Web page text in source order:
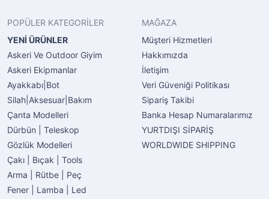
POPÜLER KATEGORİLER
YENİ ÜRÜNLER
Askeri Ve Outdoor Giyim
Askeri Ekipmanlar
Ayakkabı|Bot
Silah|Aksesuar|Bakım
Çanta Modelleri
Dürbün | Teleskop
Gözlük Modelleri
Çakı | Bıçak | Tools
Arma | Rütbe | Peç
Fener | Lamba | Led
MAĞAZA
Müşteri Hizmetleri
Hakkımızda
İletişim
Veri Güveniği Politikası
Sipariş Takibi
Banka Hesap Numaralarımız
YURTDIŞI SİPARİŞ
WORLDWIDE SHIPPING